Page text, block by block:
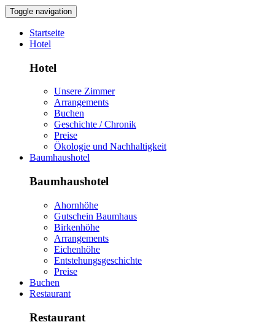
Toggle navigation
Startseite
Hotel
Hotel
Unsere Zimmer
Arrangements
Buchen
Geschichte / Chronik
Preise
Ökologie und Nachhaltigkeit
Baumhaushotel
Baumhaushotel
Ahornhöhe
Gutschein Baumhaus
Birkenhöhe
Arrangements
Eichenhöhe
Entstehungsgeschichte
Preise
Buchen
Restaurant
Restaurant